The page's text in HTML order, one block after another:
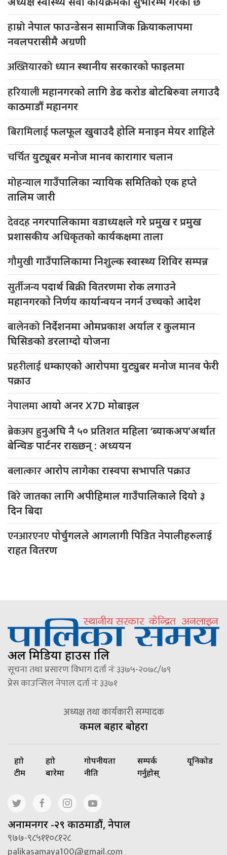
हाम्रोनेपाल फाउन्डेसन सामाजिक क्रियाकलापमा
नवलपरासीमै अग्रणी
अख्तियारको ध्यान स्थानीय सरकारको फाइलमा
हरियालीमहानगरको लागि डेढ करोड बोटबिरुवा लगाउदै
काठमाडौं महानगर
बिरामिलाईफलफूल खुवाउदै होलि मनाइन मेयर शाहिले
चर्चितयुट्यूबर मनोज मानव कारागार चलान
मोहन्यालगाउँपालिका न्यायिक समितिको एक हप्ते
तालिम जारी
देवदहनगरपालिकामा वडाध्यक्षले गरे प्रमुख र प्रमुख
प्रशासकीय अधिकृतको कार्यकक्षमा ताला
गौमुखीगाउँपालिकामा निशुल्क स्वास्थ्य शिविर सम्पन्न
सुर्तीजन्यपदार्थ बिक्री वितरणमा रोक लगाउने
महानगरको निर्णय कार्यान्वयन नगर्न उच्चको आदेश
बालेनकोनिर्देशनमा ओमप्रकाश अर्याल र कुलमान
घिसिङको डरलाग्दो योजना
प्रहरीलाई धम्काएको आरोपमा युट्युबर मनोज मानव फेरी
पक्राउ
नेपालमाआयो अनर X7D मोबाइल
ब्रेकअपहुनुअघि नै ५० प्रतिशत महिला ‘ब्याकअप’अर्थात
बेन्चिङ पार्टनर राख्छन् : अध्ययन
बलात्कारआरोप लागेका रास्वपा सभापति पक्राउ
बिरेजातका लागि अपीहिमाल गाउँपालिकाले दियो ३
दिन बिदा
एनआरएनएपोर्चुगलले आगलागी पिडित नेपालीहरुलाई
राहत वितरण
अल मिडिया हाउस प्रालि
सूचना तथा प्रसारण विभाग दर्ता नंः ३३७५-२०७८/७९
प्रेस काउन्सिल नेपाल दर्ता नंः ३३७१
अध्यक्ष तथा कार्यकारी सम्पादक
कमल बहादुर बोहरा
हाम्रो
टीम
हाम्रो
बारेमा
गोपनीयता
नीति
सम्पर्क
गर्नुहोस्
यूनिकोड
अनामनगर -२९ काठमाडौं, नेपाल
९७७-९८५११०८१२८
palikasamaya100@gmail.com